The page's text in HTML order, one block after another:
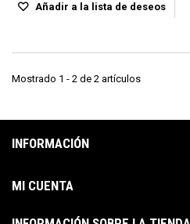
Añadir a la lista de deseos
Mostrado 1 - 2 de 2 artículos
INFORMACIÓN
MI CUENTA